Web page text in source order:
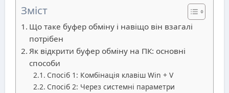
Зміст
Що таке буфер обміну і навіщо він взагалі
потрібен
Як відкрити буфер обміну на ПК: основні
способи
Спосіб 1: Комбінація клавіш Win + V
Спосіб 2: Через системні параметри